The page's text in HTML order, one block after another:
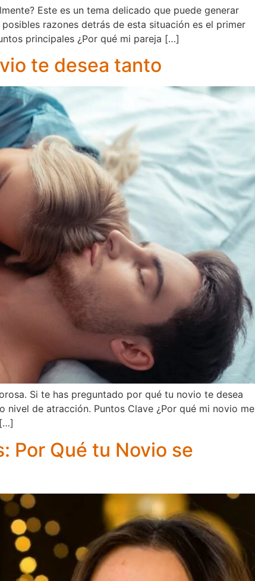
Este es un tema delicado que puede generar
razones detrás de esta situación es el primer
principales ¿Por qué mi pareja […]
te desea tanto
Si te has preguntado por qué tu novio te desea
nivel de atracción. Puntos Clave ¿Por qué mi novio me
Por Qué tu Novio se